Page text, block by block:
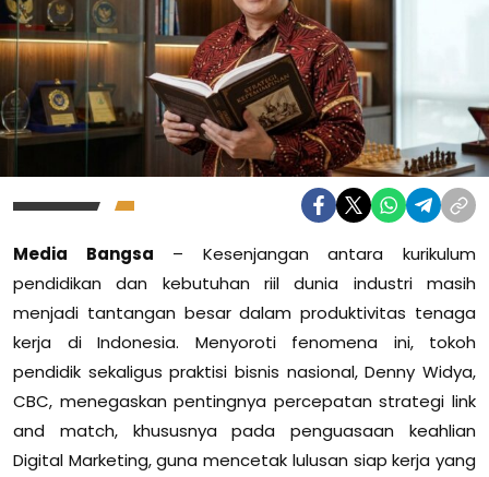
Media Bangsa – Kesenjangan antara kurikulum
pendidikan dan kebutuhan riil dunia industri masih
menjadi tantangan besar dalam produktivitas tenaga
kerja di Indonesia. Menyoroti fenomena ini, tokoh
pendidik sekaligus praktisi bisnis nasional, Denny Widya,
CBC, menegaskan pentingnya percepatan strategi link
and match, khususnya pada penguasaan keahlian
Digital Marketing, guna mencetak lulusan siap kerja yang